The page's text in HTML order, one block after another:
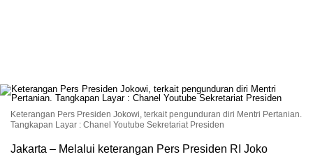
Keterangan Pers Presiden Jokowi, terkait pengunduran diri Mentri Pertanian.
Tangkapan Layar : Chanel Youtube Sekretariat Presiden
Jakarta – Melalui keterangan Pers Presiden RI Joko